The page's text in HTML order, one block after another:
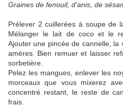
Graines de fenouil, d'anis, de
Prélever 2 cuillerées à soupe de
Mélanger le lait de coco et le
Ajouter une pincée de cannelle, la
amères. Bien remuer et laisser
sorbetière.
Pelez les mangues, enlever les
morceaux que vous mixerez
concentré restant, le reste de
frais.